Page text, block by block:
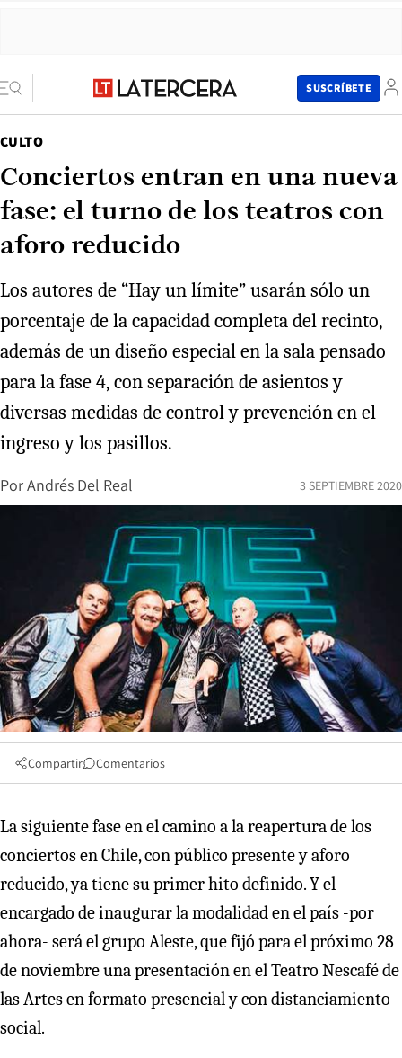
SUSCRÍBETE
CULTO
Conciertos entran en una nueva
fase: el turno de los teatros con
aforo reducido
Los autores de “Hay un límite” usarán sólo un
porcentaje de la capacidad completa del recinto,
además de un diseño especial en la sala pensado
para la fase 4, con separación de asientos y
diversas medidas de control y prevención en el
ingreso y los pasillos.
PorAndrés Del Real 3 SEPTIEMBRE 2020
Compartir Comentarios
La siguiente fase en el camino a la reapertura de los
conciertos en Chile, con público presente y aforo
reducido, ya tiene su primer hito definido. Y el
encargado de inaugurar la modalidad en el país -por
ahora- será el grupo Aleste, que fijó para el próximo 28
de noviembre una presentación en el Teatro Nescafé de
las Artes en formato presencial y con distanciamiento
social.